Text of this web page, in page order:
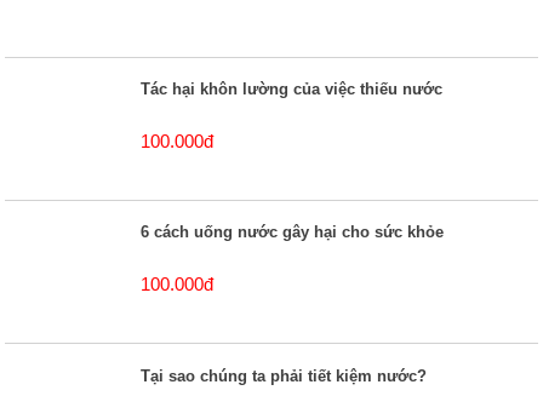
Tác hại khôn lường của việc thiếu nước
100.000đ
6 cách uống nước gây hại cho sức khỏe
100.000đ
Tại sao chúng ta phải tiết kiệm nước?